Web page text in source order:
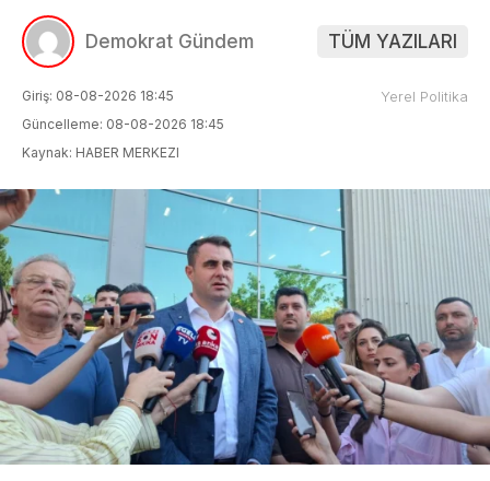
Demokrat Gündem TÜM YAZILARI
Giriş: 08-08-2026 18:45
Güncelleme: 08-08-2026 18:45
Kaynak: HABER MERKEZI
Yerel Politika